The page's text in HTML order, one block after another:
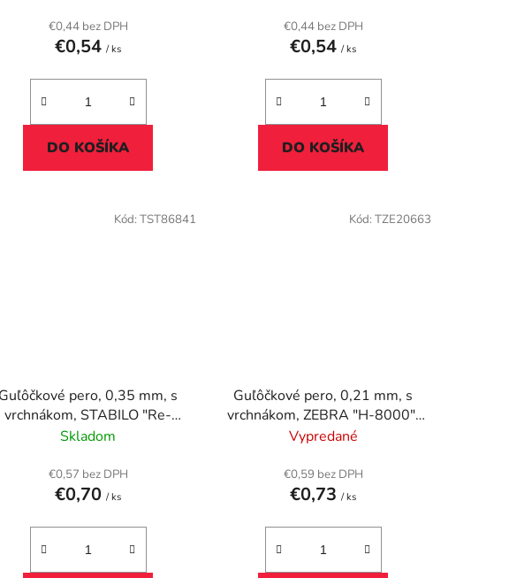
€0,44 bez DPH
€0,54/ ks
DO KOŠÍKA
€0,44 bez DPH
€0,54/ ks
DO KOŠÍKA
Guľôčkové pero, 0,35 mm, s
vrchnákom, STABILO "Re-
Liner", modré
Skladom
€0,57 bez DPH
€0,70/ ks
Kód: TST86841
Guľôčkové pero, 0,21 mm, s
vrchnákom, ZEBRA "H-8000",
červená
Vypredané
€0,59 bez DPH
€0,73/ ks
Kód: TZE20663